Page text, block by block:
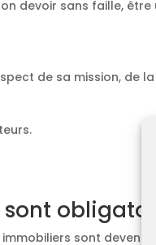
devoir sans faille,
de sa mission, de
immobiliers sont